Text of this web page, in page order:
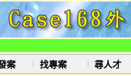
案 找專案 尋人才